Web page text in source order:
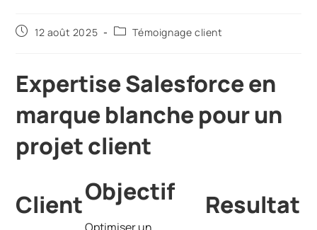
12 août 2025 Témoignage client
Expertise Salesforce en
marque blanche pour un
projet client
ClientObjectif Resultat